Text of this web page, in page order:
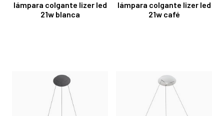
lámpara colgante lizer led
21w blanca
lámpara colgante lizer led
21w café